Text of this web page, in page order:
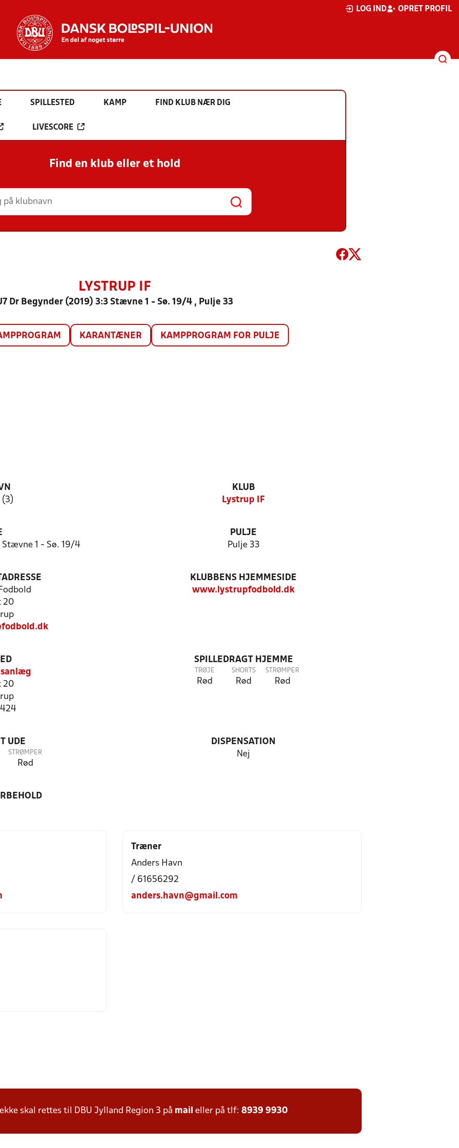
LOG IND OPRET PROFIL
SPILLESTED KAMP FIND KLUB NÆR DIG
LIVESCORE
Find en klub eller et hold
LYSTRUP IF
Dr Begynder (2019) 3:3 Stævne 1 - Sø. 19/4 , Pulje 33
KARANTÆNER KAMPPROGRAM FOR PULJE
(3)
KLUB
Lystrup IF
Stævne 1 - Sø. 19/4
PULJE
Pulje 33
20
KLUBBENS HJEMMESIDE
www.lystrupfodbold.dk
20
SPILLEDRAGT HJEMME
TRØJE
Rød
SHORTS
Rød
STRØMPER
Rød
UDE
STRØMPER
Rød
DISPENSATION
Nej
Træner
Anders Havn
/ 61656292
anders.havn@gmail.com
skal rettes til DBU Jylland Region 3 på mail eller på tlf: 8939 9930